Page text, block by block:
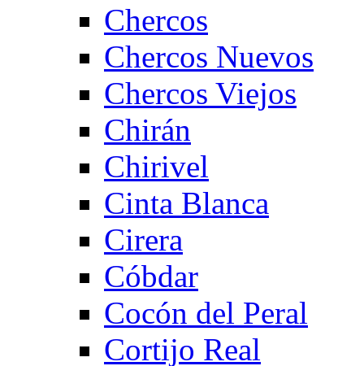
Chercos
Chercos Nuevos
Chercos Viejos
Chirán
Chirivel
Cinta Blanca
Cirera
Cóbdar
Cocón del Peral
Cortijo Real